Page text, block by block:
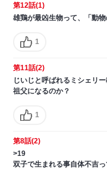
第12話(1)
雄鶏が最凶生物って、「動
1
第11話(2)
じいじと呼ばれるミシェリ
祖父になるのか？
1
第8話(2)
>19
双子で生まれる事自体不吉